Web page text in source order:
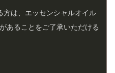
方は、エッセンシャルオイル
あることをご了承いただける